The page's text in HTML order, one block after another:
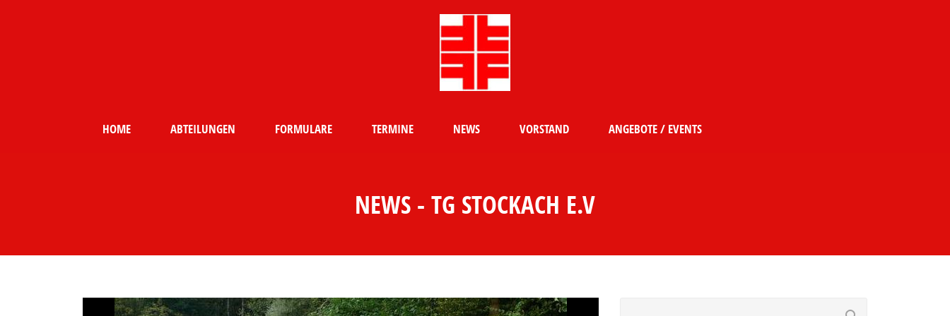
HOME ABTEILUNGEN FORMULARE TERMINE NEWS VORSTAND ANGEBOTE / EVENTS
NEWS - TG STOCKACH E.V